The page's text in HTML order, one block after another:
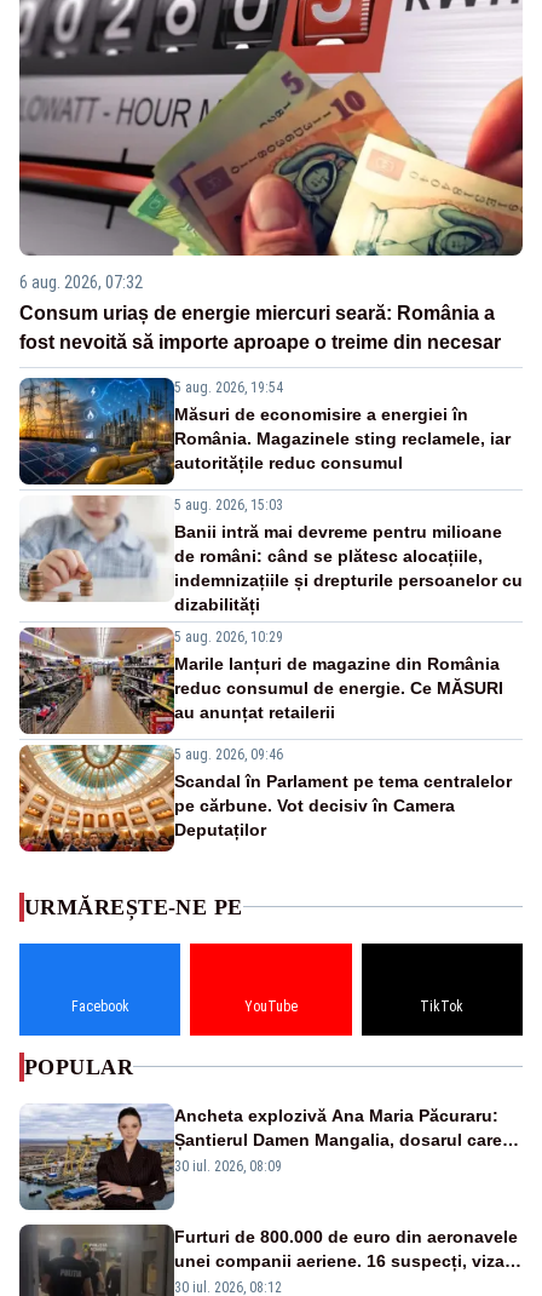
6 aug. 2026, 07:32
Consum uriaș de energie miercuri seară: România a
fost nevoită să importe aproape o treime din necesar
5 aug. 2026, 19:54
Măsuri de economisire a energiei în
România. Magazinele sting reclamele, iar
autoritățile reduc consumul
5 aug. 2026, 15:03
Banii intră mai devreme pentru milioane
de români: când se plătesc alocațiile,
indemnizațiile și drepturile persoanelor cu
dizabilități
5 aug. 2026, 10:29
Marile lanțuri de magazine din România
reduc consumul de energie. Ce MĂSURI
au anunțat retailerii
5 aug. 2026, 09:46
Scandal în Parlament pe tema centralelor
pe cărbune. Vot decisiv în Camera
Deputaților
URMĂREȘTE-NE PE
Facebook YouTube TikTok
POPULAR
Ancheta explozivă Ana Maria Păcuraru:
Șantierul Damen Mangalia, dosarul care
scufundă apărarea României
30 iul. 2026, 08:09
Furturi de 800.000 de euro din aeronavele
unei companii aeriene. 16 suspecți, vizați
de anchetă
30 iul. 2026, 08:12